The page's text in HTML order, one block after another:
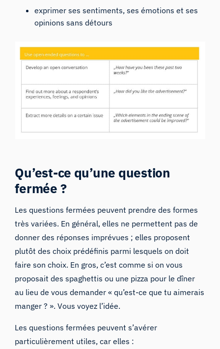
exprimer ses sentiments, ses émotions et ses
opinions sans détours
Qu’est-ce qu’une question
fermée ?
Les questions fermées peuvent prendre des formes
très variées. En général, elles ne permettent pas de
donner des réponses imprévues ; elles proposent
plutôt des choix prédéfinis parmi lesquels on doit
faire son choix. En gros, c’est comme si on vous
proposait des spaghettis ou une pizza pour le dîner
au lieu de vous demander « qu’est-ce que tu aimerais
manger ? ». Vous voyez l’idée.
Les questions fermées peuvent s’avérer
particulièrement utiles, car elles :